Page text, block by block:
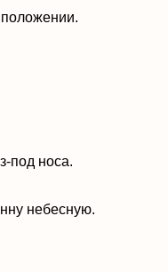
положении.
под носа.
небесную.